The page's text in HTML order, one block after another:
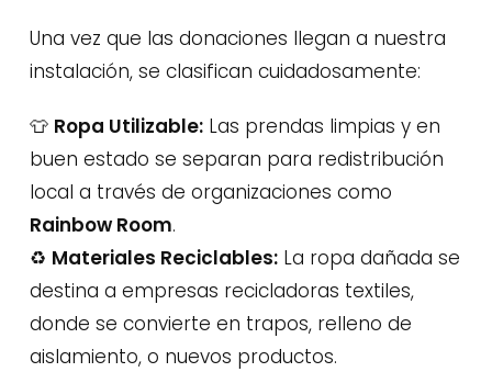
Una vez que las donaciones llegan a nuestra
instalación, se clasifican cuidadosamente:
👕 Ropa Utilizable:Las prendas limpias y en
buen estado se separan para redistribución
local a través de organizaciones como
Rainbow Room.
♻️ Materiales Reciclables:La ropa dañada se
destina a empresas recicladoras textiles,
donde se convierte en trapos, relleno de
aislamiento, o nuevos productos.